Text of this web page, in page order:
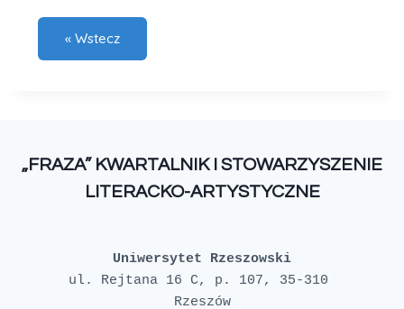
„FRAZA” KWARTALNIK I STOWARZYSZENIE
LITERACKO-ARTYSTYCZNE
Uniwersytet Rzeszowski
ul. Rejtana 16 C, p. 107, 35-310
Rzeszów